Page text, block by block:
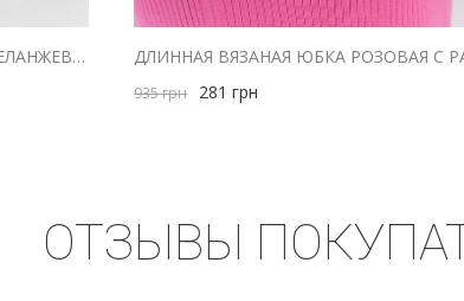
ЮБКА МИДИ ИЗ ТЕМНО-СЕРОГО МЕЛАНЖЕВОГО ТРИКОТАЖА
935грн 281 грн
ОТЗЫВЫ